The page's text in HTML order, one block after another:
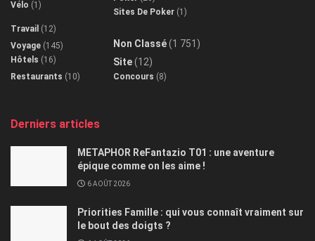
Vélo (1)
Travail (12)
Voyage (145)
Hôtels (16)
Restaurants (10)
Sites De Poker (1)
Non Classé(1 751)
Site(12)
Concours (8)
Derniers articles
METAPHOR ReFantazio T01 : une aventure
épique comme on les aime !
6 AOÛT 2026
Priorities Famille : qui vous connaît vraiment sur
le bout des doigts ?